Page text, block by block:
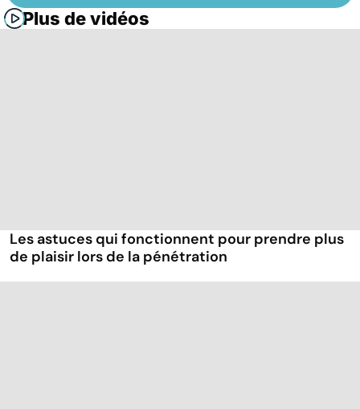
Plus de vidéos
Les astuces qui fonctionnent pour prendre plus
de plaisir lors de la pénétration